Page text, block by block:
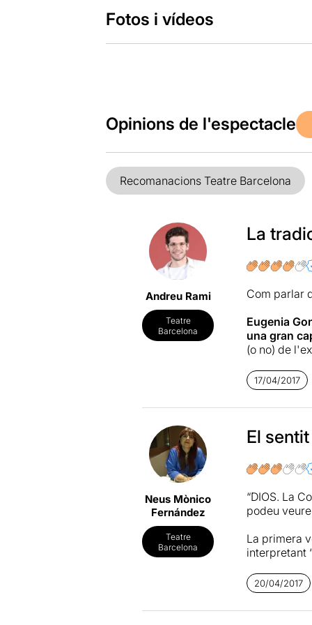
Fotos i vídeos
Opinions de l'espectacle
Recomanacions Teatre Barcelona
Andreu Rami
Teatre
Barcelona
La
Com parlar
Eugenia
una gran
(o no) de
La història
per
l'existència
una peça
L'altre punt
del seu ofici
instint de
17/04/2017
Neus Mònico
Fernández
Teatre
Barcelona
El
“DIOS. La
podeu
La primera
interpretant
“DIOS. La
20/04/2017